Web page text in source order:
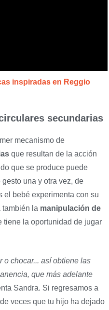
inspiradas en Reggio
secundarias
mecanismo de
que resultan de la acción
que se produce puede
una y otra vez, de
el bebé experimenta con su
también la manipulación de
tiene la oportunidad de jugar
o chocar... así obtiene las
que más adelante
Sandra. Si regresamos a
veces que tu hijo ha dejado